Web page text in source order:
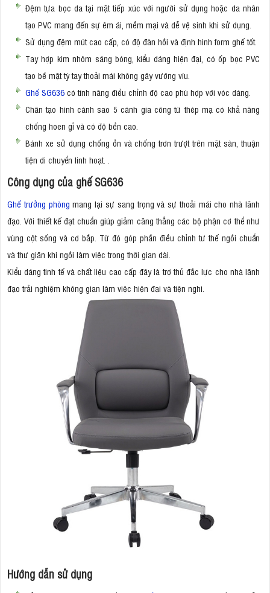
Đệm tựa bọc da tại mặt tiếp xúc với người sử dụng hoặc da nhân
tạo PVC mang đến sự êm ái, mềm mại và dễ vệ sinh khi sử dụng.
Sử dụng đệm mút cao cấp, có độ đàn hồi và định hình form ghế tốt.
Tay hợp kim nhôm sáng bóng, kiểu dáng hiện đại, có ốp bọc PVC
tạo bề mặt tỳ tay thoải mái không gây vướng víu.
Ghế SG636 có tính năng điều chỉnh độ cao phù hợp với vóc dáng.
Chân tạo hình cánh sao 5 cánh gia công từ thép mạ có khả năng
chống hoen gỉ và có độ bền cao.
Bánh xe sử dụng chống ồn và chống trơn trượt trên mặt sàn, thuận
tiện di chuyển linh hoạt. .
Công dụng của ghế SG636
Ghế trưởng phòng mang lại sự sang trọng và sự thoải mái cho nhà lãnh
đạo. Với thiết kế đạt chuẩn giúp giảm căng thẳng các bộ phận cơ thể như
vùng cột sống và cơ bắp. Từ đó góp phần điều chỉnh tư thế ngồi chuẩn
và thư giãn khi ngồi làm việc trong thời gian dài.
Kiểu dáng tinh tế và chất liệu cao cấp đây là trợ thủ đắc lực cho nhà lãnh
đạo trải nghiệm không gian làm việc hiện đại và tiện nghi.
Hướng dẫn sử dụng